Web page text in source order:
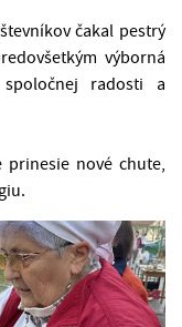
čakal pestrý
výborná
radosti a
nové chute,